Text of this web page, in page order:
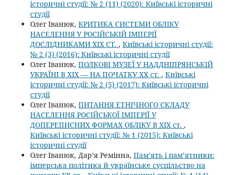
історичні студії: № 2 (11) (2020): Київські історичні
студії
Олег Іванюк, КРИТИКА СИСТЕМИ ОБЛІКУ
НАСЕЛЕННЯ У РОСІЙСЬКІЙ ІМПЕРІЇ
ДОСЛІДНИКАМИ XIX СТ. , Київські історичні студії:
№ 2 (3) (2016): Київські історичні студії
Олег Іванюк, ПОЛКОВІ МУЗЕЇ У НАДДНІПРЯНСЬКІЙ
УКРАЇНІ В ХІХ — НА ПОЧАТКУ ХХ ст. , Київські
історичні студії: № 2 (5) (2017): Київські історичні
студії
Олег Іванюк, ПИТАННЯ ЕТНІЧНОГО СКЛАДУ
НАСЕЛЕННЯ РОСІЙСЬКОЇ ІМПЕРІЇ У
ДОПЕРЕПИСНИХ ФОРМАХ ОБЛІКУ В ХІХ ст. ,
Київські історичні студії: № 1 (2015): Київські
історичні студії
Олег Іванюк, Дар’я Ремінна, Пам’ять і пам’ятники:
імперська політика й українське суспільство на